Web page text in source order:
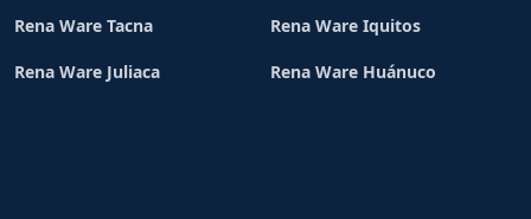
Rena Ware Tacna Rena Ware Iquitos
Rena Ware Juliaca Rena Ware Huánuco